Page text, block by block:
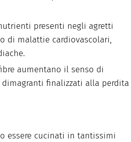
presenti negli agretti
di malattie cardiovascolari,
aumentano il senso di
finalizzati alla perdita
essere cucinati in tantissimi